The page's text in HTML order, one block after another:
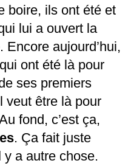
boire, ils ont été et
lui a ouvert la
aujourd’hui,
ont été là pour
ses premiers
veut être là pour
fond, c’est ça,
. Ça fait juste
y a autre chose.